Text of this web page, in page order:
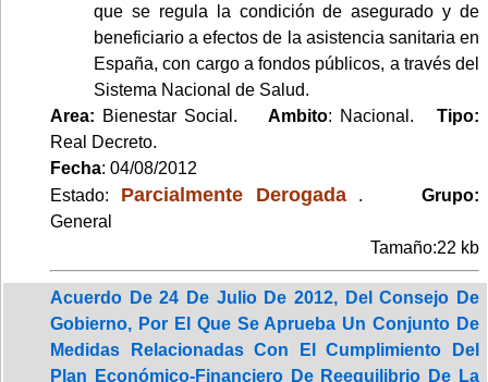
que se regula la condición de asegurado y de
beneficiario a efectos de la asistencia sanitaria en
España, con cargo a fondos públicos, a través del
Sistema Nacional de Salud.
Area: Bienestar Social. Ambito: Nacional. Tipo:
Real Decreto.
Fecha: 04/08/2012
Estado: Parcialmente Derogada.
Grupo:
General
Tamaño:22 kb
Acuerdo De 24 De Julio De 2012, Del Consejo De
Gobierno, Por El Que Se Aprueba Un Conjunto De
Medidas Relacionadas Con El Cumplimiento Del
Plan Económico-Financiero De Reequilibrio De La